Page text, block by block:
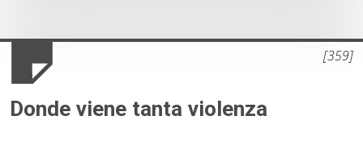
Donde viene tanta violenza
[359]